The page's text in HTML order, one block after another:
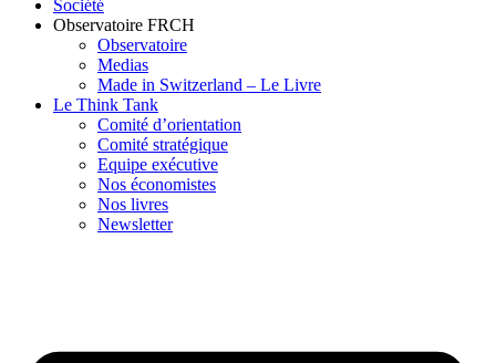
Société
Observatoire FRCH
Observatoire
Medias
Made in Switzerland – Le Livre
Le Think Tank
Comité d’orientation
Comité stratégique
Equipe exécutive
Nos économistes
Nos livres
Newsletter